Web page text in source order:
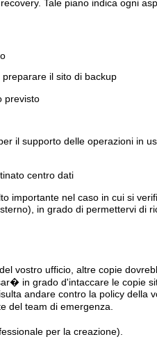
Tale piano indica ogni
il sito di backup
previsto
il supporto delle operazioni in
centro dati
importante nel caso in cui si
in grado di permettervi di
vostro ufficio, altre copie
in grado d'intaccare le copie
andare contro la policy della
del team di emergenza.
per la creazione).